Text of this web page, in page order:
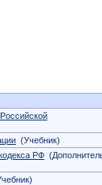
(Учебник)
РФ